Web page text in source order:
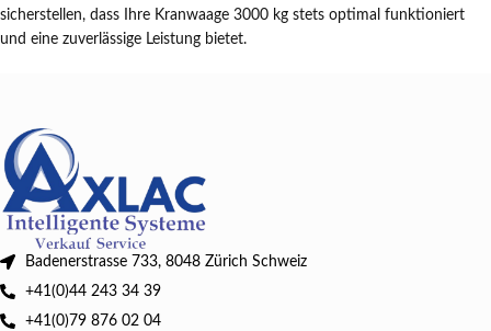
sicherstellen, dass Ihre Kranwaage 3000 kg stets optimal funktioniert
und eine zuverlässige Leistung bietet.
Badenerstrasse 733, 8048 Zürich Schweiz
+41(0)44 243 34 39
+41(0)79 876 02 04